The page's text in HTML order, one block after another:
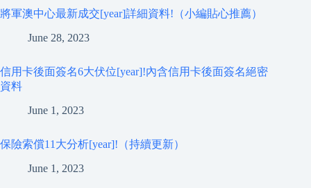
將軍澳中心最新成交[year]詳細資料!（小編貼心推薦）
June 28, 2023
信用卡後面簽名6大伏位[year]!內含信用卡後面簽名絕密
資料
June 1, 2023
保險索償11大分析[year]!（持續更新）
June 1, 2023